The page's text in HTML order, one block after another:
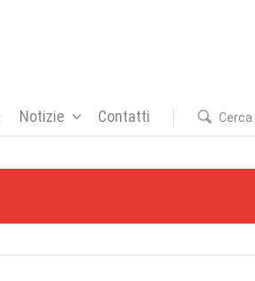
Notizie Contatti